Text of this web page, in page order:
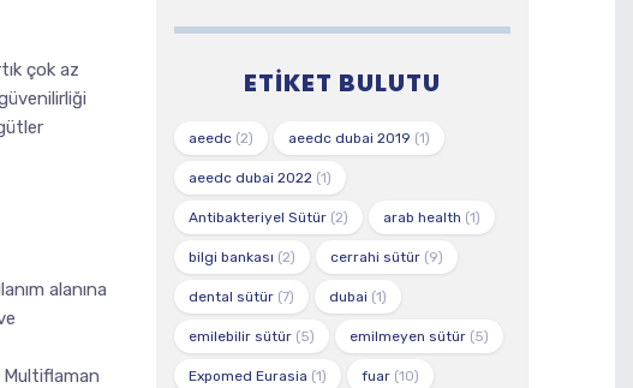
çok az
alanına
ETIKET BULUTU
aeedc (2) aeedc dubai 2019 (1)
aeedc dubai 2022 (1)
Antibakteriyel Sütür (2) arab health (1)
bilgi bankası (2) cerrahi sütür (9)
dental sütür (7) dubai (1)
emilebilir sütür (5) emilmeyen sütür (5)
Expomed Eurasia (1) fuar (10)